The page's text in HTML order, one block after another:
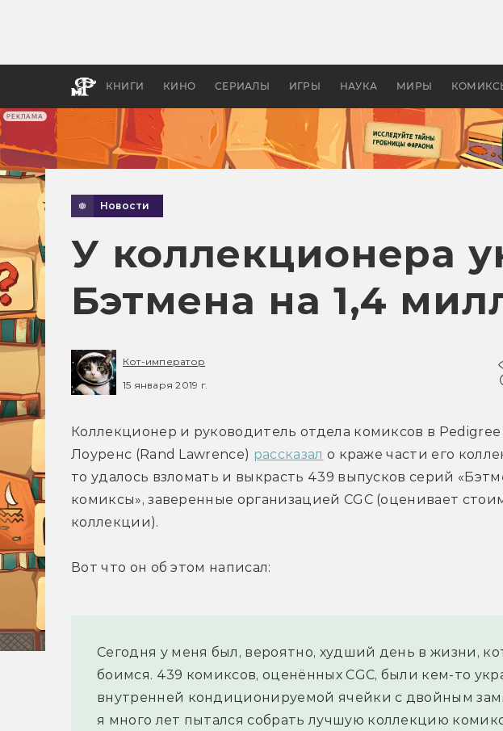
РЕКЛАМА
КНИГИ КИНО СЕРИАЛЫ ИГРЫ НАУКА МИРЫ
апокалипсис, в России —
Новости
У коллекционера
Бэтмена на 1,4
Кот-император
15 января 2019 г.
Коллекционер и руководитель отдела комиксов в
Лоуренс (Rand Lawrence) рассказал о краже части его
то удалось взломать и выкрасть 439 выпусков серий
комиксы», заверенные организацией CGC (оценивает
коллекции).
Вот что он об этом написал:
Сегодня у меня был, вероятно, худший день в жизни,
боимся. 439 комиксов, оценённых CGC, были кем-то
внутренней кондиционируемой ячейки с двойным
я много лет пытался собрать лучшую коллекцию